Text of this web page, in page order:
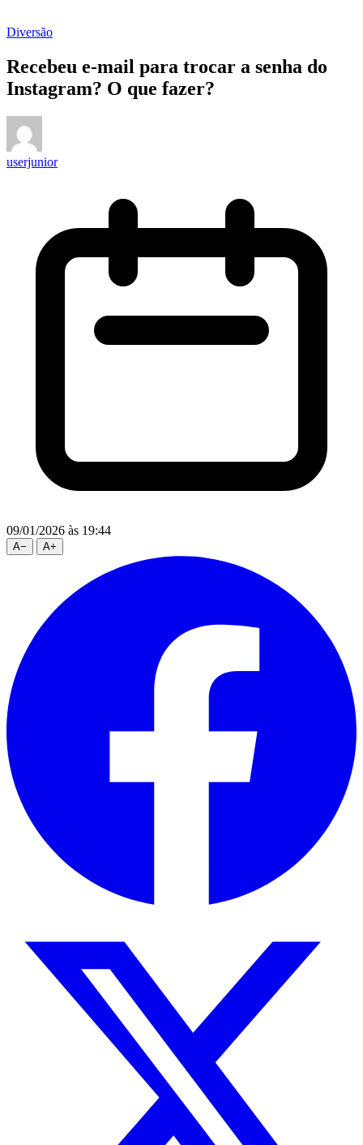
Diversão
Recebeu e-mail para trocar a senha do
Instagram? O que fazer?
userjunior
09/01/2026 às 19:44
A− A+